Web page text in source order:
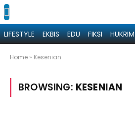
LIFESTYLE EKBIS EDU FIKSI HUKRIM
Home » Kesenian
BROWSING: KESENIAN